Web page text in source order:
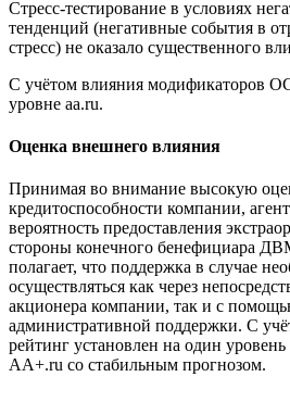
Стресс-тестирование в условиях
тенденций (негативные события в
стресс) не оказало существенного
С учётом влияния модификаторов
уровне aa.ru.
Оценка внешнего влияния
Принимая во внимание высокую
кредитоспособности компании,
вероятность предоставления
стороны конечного бенефициара
полагает, что поддержка в случае
осуществляться как через
акционера компании, так и с
административной поддержки. С
рейтинг установлен на один
АА+.ru со стабильным прогнозом.